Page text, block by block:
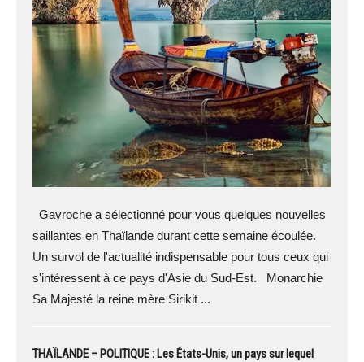
Gavroche a sélectionné pour vous quelques nouvelles
saillantes en Thaïlande durant cette semaine écoulée.
Un survol de l'actualité indispensable pour tous ceux qui
s'intéressent à ce pays d'Asie du Sud-Est. Monarchie
Sa Majesté la reine mère Sirikit ...
THAÏLANDE – POLITIQUE : Les États-Unis, un pays sur lequel